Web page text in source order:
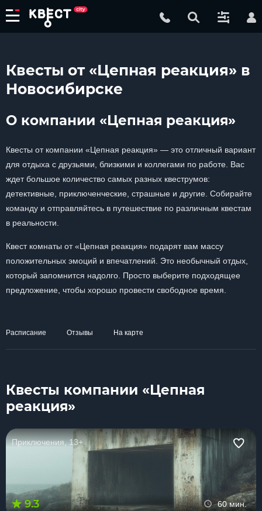
Квесты от «Цепная реакция» в
Новосибирске
О компании «Цепная реакция»
Квесты от компании «Цепная реакция» — это отличный вариант
для отдыха с друзьями, близкими и коллегами по работе. Вас
ждет большое количество самых разных квеструмов:
детективные, приключенческие, страшные и другие. Собирайте
команду и отправляйтесь в путешествие по различным квестам
в реальности.
Квест комнаты от «Цепная реакция» подарят вам массу
положительных эмоций и впечатлений. Это необычный отдых,
который запомнится надолго. Просто выберите подходящее
предложение, чтобы хорошо провести свободное время.
Расписание Отзывы На карте
Квесты компании «Цепная
реакция»
Приключения, 13+
9.3 60 мин.